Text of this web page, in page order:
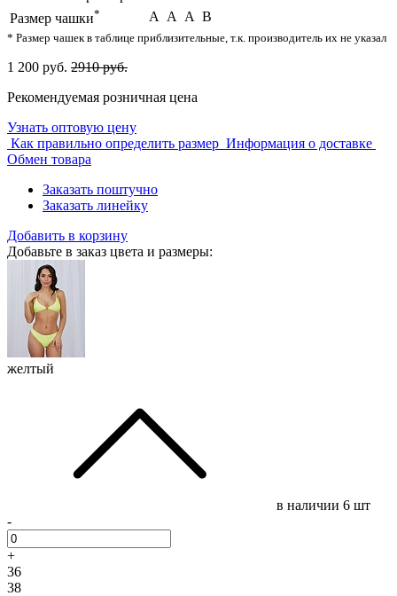
Размер чашки* A A A B
* Размер чашек в таблице приблизительные, т.к. производитель их не указал
1 200 руб. 2910 руб.
Рекомендуемая розничная цена
Узнать оптовую цену
Как правильно определить размер Информация о доставке
Обмен товара
Заказать поштучно
Заказать линейку
Добавить в корзину
Добавьте в заказ цвета и размеры:
желтый
в наличии 6 шт
-
+
36
38